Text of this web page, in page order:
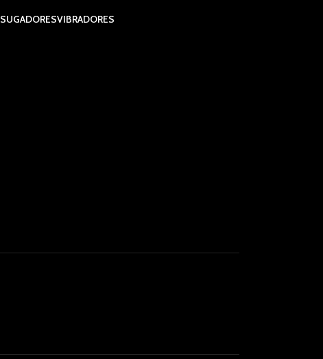
SUGADORESVIBRADORES